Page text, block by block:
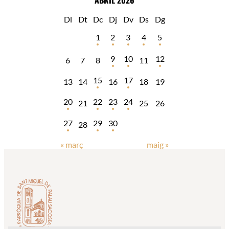
Dl Dt Dc Dj Dv Ds
Dg
1
2 3 4 5
6 7 8 9 10 11 12
13 14 15 16 17 18 19
20 21 22 23 24 25 26
27 28 29 30
« març maig »